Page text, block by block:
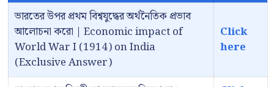
ভারতের উপর প্রথম বিশ্বযুদ্ধের অর্থনৈতিক প্রভাব
আলোচনা করো | Economic impact of
World War I (1914) on India
(Exclusive Answer)
Click
here